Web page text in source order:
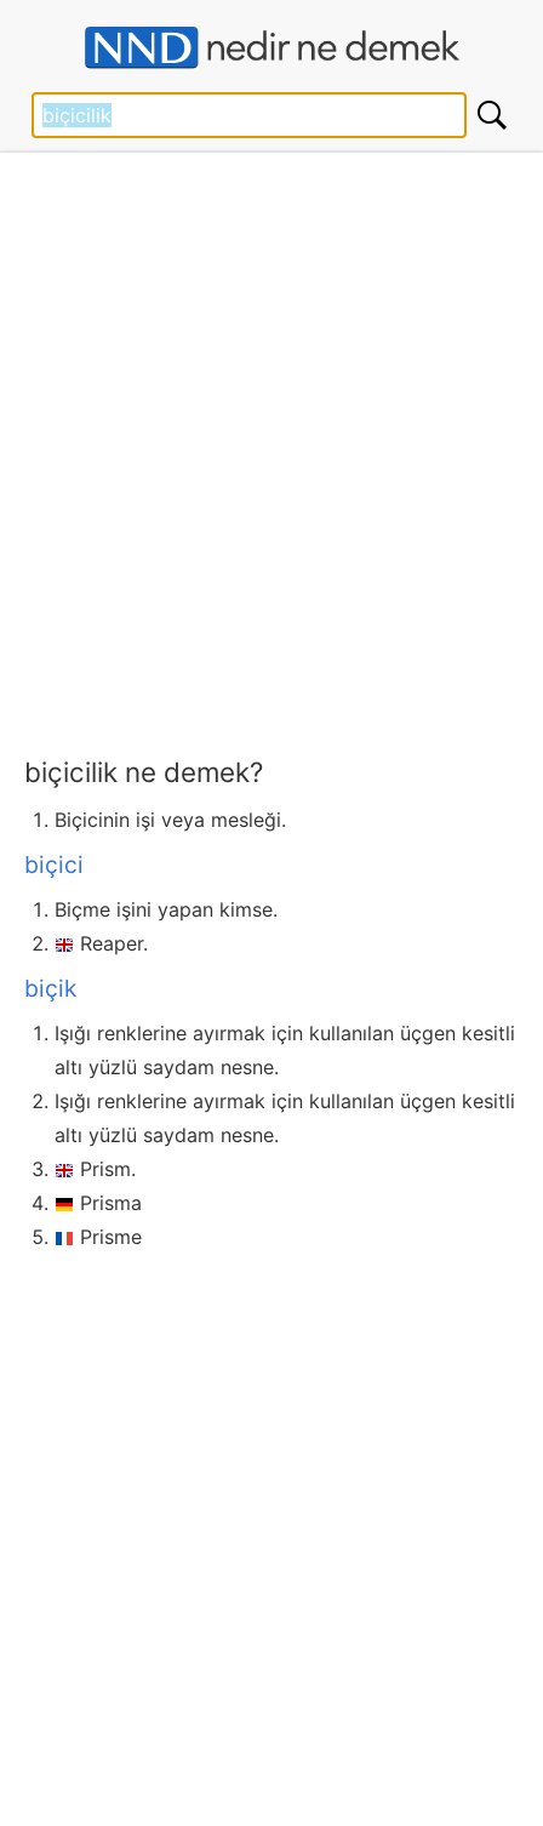
biçicilik ne demek?
Biçicinin işi veya mesleği.
biçici
Biçme işini yapan kimse.
Reaper.
biçik
Işığı renklerine ayırmak için kullanılan üçgen kesitli
altı yüzlü saydam nesne.
Işığı renklerine ayırmak için kullanılan üçgen kesitli
altı yüzlü saydam nesne.
Prism.
Prisma
Prisme